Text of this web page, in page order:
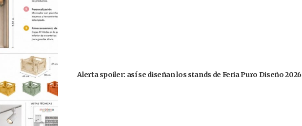
Alerta spoiler: así se diseñan los stands de Feria Puro Diseño 2026